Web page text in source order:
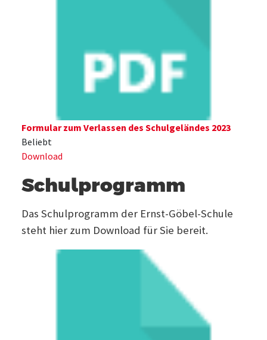
Formular zum Verlassen des Schulgeländes 2023
Beliebt
Download
Schulprogramm
Das Schulprogramm der Ernst-Göbel-Schule
steht hier zum Download für Sie bereit.